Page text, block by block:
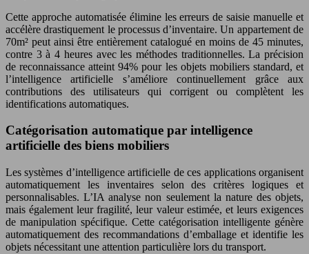
Cette approche automatisée élimine les erreurs de saisie manuelle et
accélère drastiquement le processus d’inventaire. Un appartement de
70m² peut ainsi être entièrement catalogué en moins de 45 minutes,
contre 3 à 4 heures avec les méthodes traditionnelles. La précision
de reconnaissance atteint 94% pour les objets mobiliers standard, et
l’intelligence artificielle s’améliore continuellement grâce aux
contributions des utilisateurs qui corrigent ou complètent les
identifications automatiques.
Catégorisation automatique par intelligence
artificielle des biens mobiliers
Les systèmes d’intelligence artificielle de ces applications organisent
automatiquement les inventaires selon des critères logiques et
personnalisables. L’IA analyse non seulement la nature des objets,
mais également leur fragilité, leur valeur estimée, et leurs exigences
de manipulation spécifique. Cette catégorisation intelligente génère
automatiquement des recommandations d’emballage et identifie les
objets nécessitant une attention particulière lors du transport.